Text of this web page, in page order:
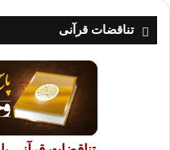
تناقضات قرآنی